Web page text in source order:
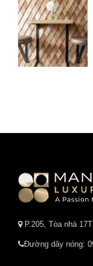
P.205, Tòa nhà
Đường dây nóng: